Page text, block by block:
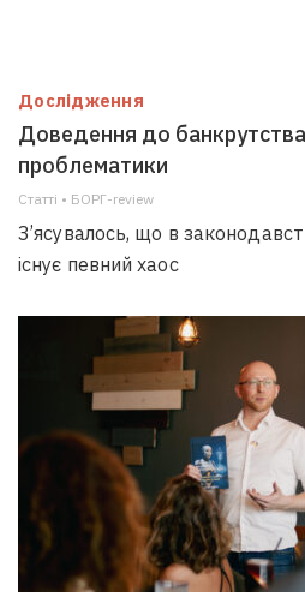
Дослідження
Доведення до
проблематики
Статті • БОРГ-review
З’ясувалось, що в
існує певний хаос